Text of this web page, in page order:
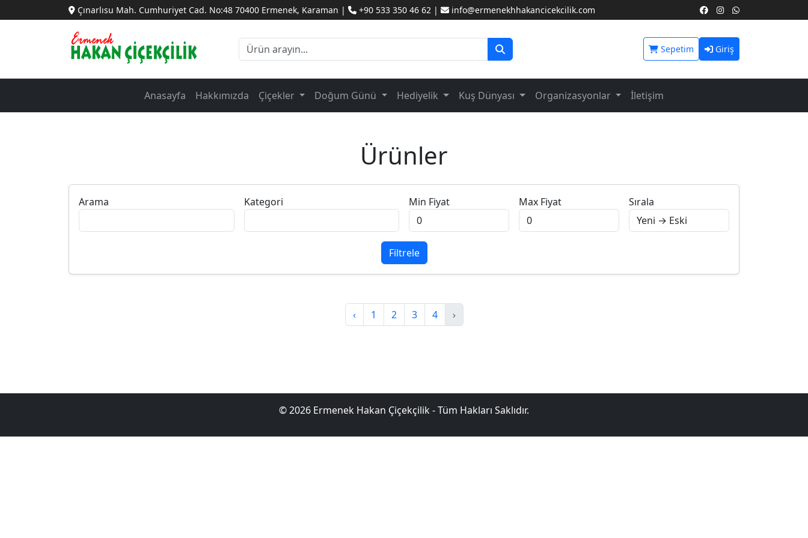
Çınarlısu Mah. Cumhuriyet Cad. No:48 70400 Ermenek, Karaman | +90 533 350 46 62 | info@ermenekhhakancicekcilik.com
Sepetim Giriş
Anasayfa Hakkımızda Çiçekler Doğum Günü Hediyelik Kuş Dünyası Organizasyonlar İletişim
Ürünler
Arama Kategori Min Fiyat Max Fiyat Sırala
Filtrele
‹ 1 2 3 4 ›
© 2026 Ermenek Hakan Çiçekçilik - Tüm Hakları Saklıdır.